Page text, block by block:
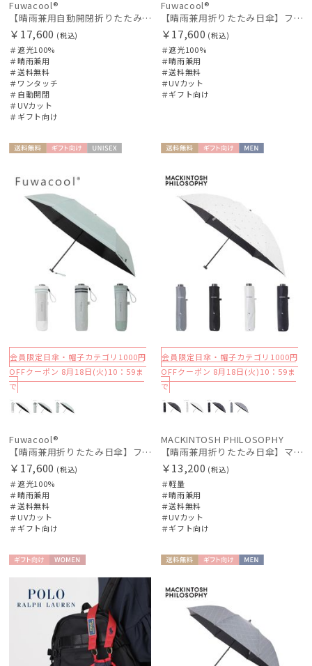
Fuwacool®
【晴雨兼用自動開閉折りたたみ日傘】フワクール®（Fuwacool®）ワンポイントロゴ 遮光100 UV100 ワンタッチ開閉
￥17,600 (税込)
＃遮光100%
＃晴雨兼用
＃送料無料
＃ワンタッチ
＃自動開閉
＃UVカット
＃ギフト向け
Fuwacool®
【晴雨兼用折りたたみ日傘】フワクール®（Fuwacool®）ワンポイントロゴ 遮光100 UV100 簡単開閉
￥17,600 (税込)
＃遮光100%
＃晴雨兼用
＃送料無料
＃UVカット
＃ギフト向け
料
会員限定日傘・帽子カテゴリ1000円
OFFクーポン 8月18日(火)10：59ま
で
Fuwacool®
【晴雨兼用折りたたみ日傘】フワクール®（Fuwacool®）ダブルライン 遮光100 UV100 簡単開閉
￥17,600 (税込)
＃遮光100%
＃晴雨兼用
＃送料無料
＃UVカット
＃ギフト向け
料
向け
会員限定日傘・帽子カテゴリ1000円
OFFクーポン 8月18日(火)10：59ま
で
MACKINTOSH PHILOSOPHY
【晴雨兼用折りたたみ日傘】マッキントッシュ フィロソフィー (MACKINTOSH PHILOSOPHY) アンブレラモチーフ
￥13,200 (税込)
＃軽量
＃晴雨兼用
＃送料無料
＃UVカット
＃ギフト向け
向け
N
料
向け